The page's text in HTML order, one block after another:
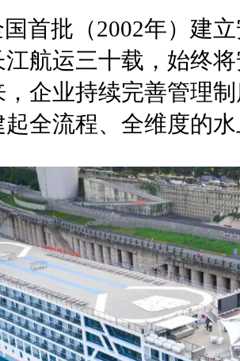
批（2002年）建立
航运三十载，始终
企业持续完善管理
起全流程、全维度的